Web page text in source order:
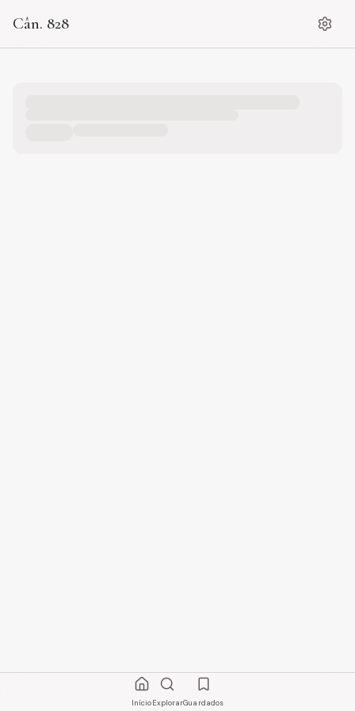
Cân. 828
InícioExplorarGuardados